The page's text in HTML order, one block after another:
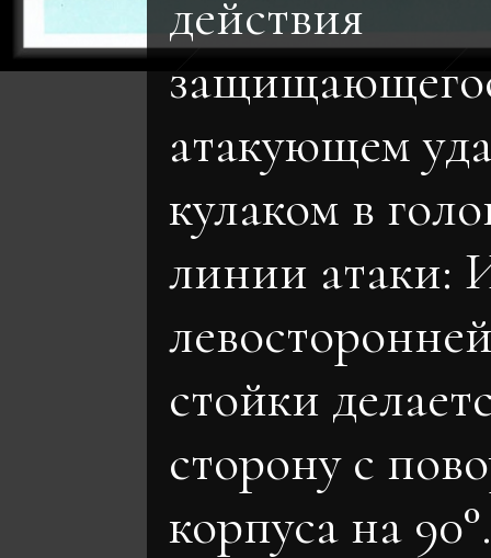
действия
атакующем
кулаком в
линии атаки:
стойки
сторону с
корпуса на